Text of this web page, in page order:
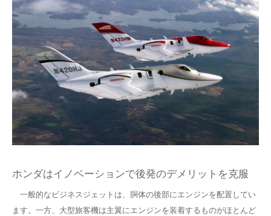
ホンダはイノベーションで後発のデメリットを克服
一般的なビジネスジェットは、胴体の後部にエンジンを配置してい
ます。一方、大型旅客機は主翼にエンジンを装着するものがほとんど